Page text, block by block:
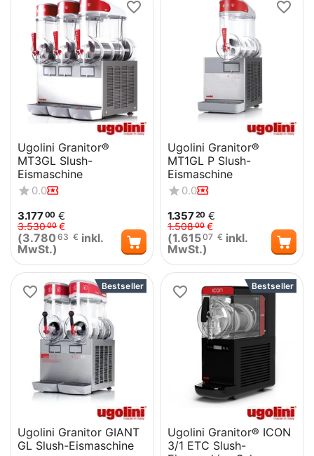
Ugolini Granitor®
MT3GL Slush-
Eismaschine
0.0
3.17700 €
3.53000 €
(3.780 63 € inkl.
MwSt.)
Ugolini Granitor®
MT1GL P Slush-
Eismaschine
0.0
1.35720 €
1.50800 €
(1.61507 € inkl.
MwSt.)
Bestseller
Ugolini Granitor GIANT
GL Slush-Eismaschine
Bestseller
Ugolini Granitor® ICON
3/1 ETC Slush-